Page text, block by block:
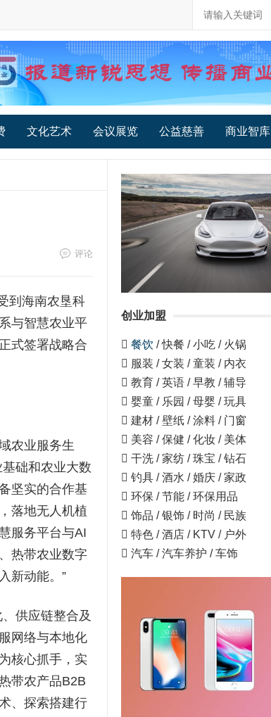
文化艺术 会议展览 公益慈善 商业智库
评论
到海南农垦科
与智慧农业平
式签署战略合
农业服务生
础和农业大数
坚实的合作基
落地无人机植
服务平台与AI
热带农业数字
新动能。”
供应链整合及
网络与本地化
核心抓手，实
带农产品B2B
、探索搭建行
创业加盟
 餐饮 / 快餐 / 小吃 / 火锅
 服装 / 女装 / 童装 / 内衣
 教育 / 英语 / 早教 / 辅导
 婴童 / 乐园 / 母婴 / 玩具
 建材 / 壁纸 / 涂料 / 门窗
 美容 / 保健 / 化妆 / 美体
 干洗 / 家纺 / 珠宝 / 钻石
 钓具 / 酒水 / 婚庆 / 家政
 环保 / 节能 / 环保用品
 饰品 / 银饰 / 时尚 / 民族
 特色 / 酒店 / KTV / 户外
 汽车 / 汽车养护 / 车饰